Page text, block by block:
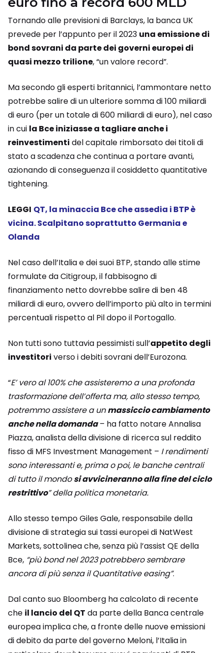
Tornando alle previsioni di Barclays, la banca UK
prevede per l’appunto per il 2023 una emissione di
bond sovrani da parte dei governi europei di
quasi mezzo trilione, “un valore record”.
Ma secondo gli esperti britannici, l’ammontare netto
potrebbe salire di un ulteriore somma di 100 miliardi
di euro (per un totale di 600 miliardi di euro), nel caso
in cui la Bce iniziasse a tagliare anche i
reinvestimenti del capitale rimborsato dei titoli di
stato a scadenza che continua a portare avanti,
azionando di conseguenza il cosiddetto quantitative
tightening.
LEGGI QT, la minaccia Bce che assedia i BTP è
vicina. Scalpitano soprattutto Germania e
Olanda
Nel caso dell’Italia e dei suoi BTP, stando alle stime
formulate da Citigroup, il fabbisogno di
finanziamento netto dovrebbe salire di ben 48
miliardi di euro, ovvero dell’importo più alto in termini
percentuali rispetto al Pil dopo il Portogallo.
Non tutti sono tuttavia pessimisti sull’appetito degli
investitori verso i debiti sovrani dell’Eurozona.
“E’ vero al 100% che assisteremo a una profonda
trasformazione dell’offerta ma, allo stesso tempo,
potremmo assistere a unmassiccio cambiamento
anche nella domanda– ha fatto notare Annalisa
Piazza, analista della divisione di ricerca sul reddito
fisso di MFS Investment Management – I rendimenti
sono interessanti e, prima o poi, le banche centrali
di tutto il mondosi avvicineranno alla fine del ciclo
restrittivo” della politica monetaria.
Allo stesso tempo Giles Gale, responsabile della
divisione di strategia sui tassi europei di NatWest
Markets, sottolinea che, senza più l’assist QE della
Bce, “più bond nel 2023 potrebbero sembrare
ancora di più senza il Quantitative easing”.
Dal canto suo Bloomberg ha calcolato di recente
che il lancio del QT da parte della Banca centrale
europea implica che, a fronte delle nuove emissioni
di debito da parte del governo Meloni, l’Italia in